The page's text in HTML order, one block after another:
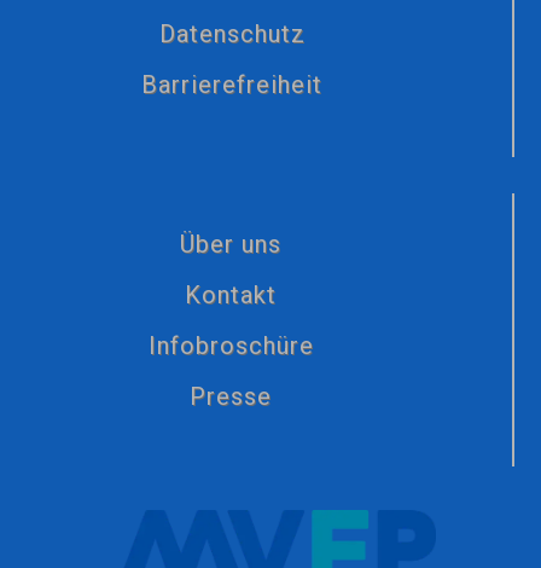
Datenschutz
Barrierefreiheit
Über uns
Kontakt
Infobroschüre
Presse